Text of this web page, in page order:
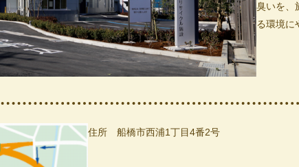
臭いを、
る環境に
住所 船橋市西浦1丁目4番2号